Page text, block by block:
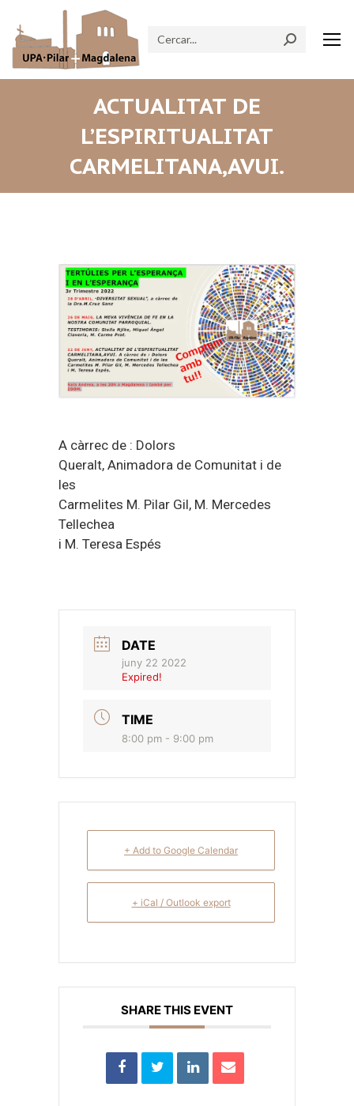
Search:
ACTUALITAT DE
L’ESPIRITUALITAT
CARMELITANA,AVUI.
A càrrec de : Dolors
Queralt, Animadora de Comunitat i de
les
Carmelites M. Pilar Gil, M. Mercedes
Tellechea
i M. Teresa Espés
DATE
juny 22 2022
Expired!
TIME
8:00 pm - 9:00 pm
+ Add to Google Calendar
+ iCal / Outlook export
SHARE THIS EVENT